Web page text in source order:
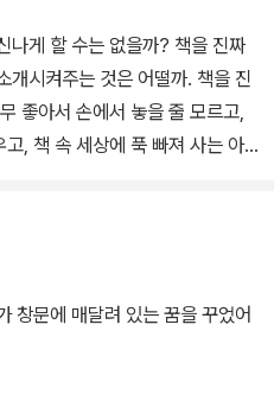
나게 할 수는 없을까? 책을 진짜
개시켜주는 것은 어떨까. 책을 진
좋아서 손에서 놓을 줄 모르고,
, 책 속 세상에 푹 빠져 사는 아이
히 읽는 비벌리. 공룡 그림도 그
된다. 하지만 책에 푹 빠져 있던
때문에 책 속 공룡이 나오는 악
창문에 매달려 있는 꿈을 꾸었어